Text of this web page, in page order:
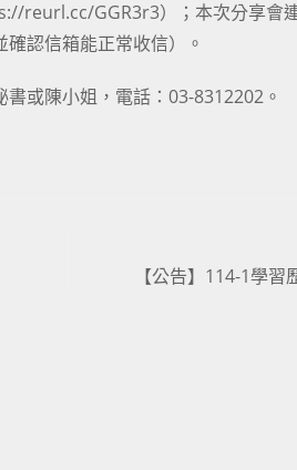
reurl.cc/GGR3r3）；本次分享會
認信箱能正常收信）。
或陳小姐，電話：03-8312202。
【公告】114-1學